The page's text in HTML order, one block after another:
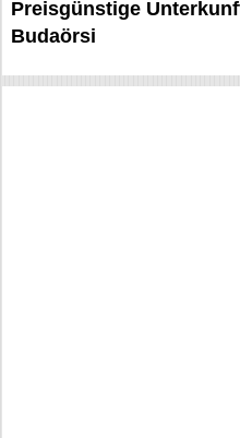
Preisgünstige
Budaörsi